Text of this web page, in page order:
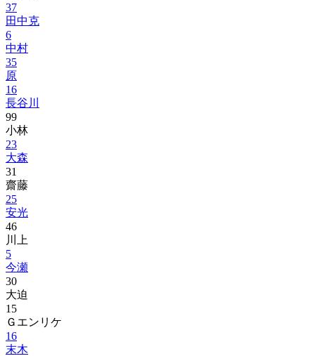
37
田中克
6
中村
35
原
16
長谷川
99
小林
23
大森
31
齋藤
25
安光
46
川上
5
今瀬
30
大迫
15
Ｇエンリケ
16
末木